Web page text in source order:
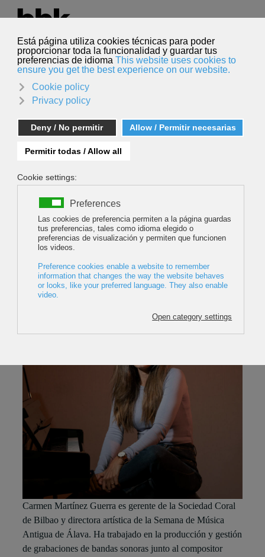
Seleccione su idioma
Español
Buscar
CARMEN MARTÍNEZ
Carmen Martínez Guerra es gerente de la Sociedad Coral
de Bilbao y directora artística de la Semana de Música
Antigua de Álava. Ha trabajado en la producción y gestión
de grabaciones de bandas sonoras junto al compositor